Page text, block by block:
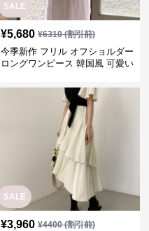
SALE
¥5,680 ¥6310(割引前)
今季新作 フリル オフショルダー
ロングワンピース 韓国風 可愛い
SALE
¥3,960 ¥4400(割引前)